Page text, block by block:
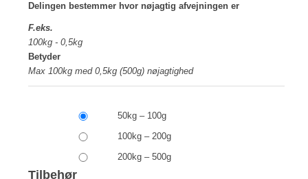
Delingen bestemmer hvor nøjagtig afvejningen er
F.eks.
100kg - 0,5kg
Betyder
Max 100kg med 0,5kg (500g) nøjagtighed
50kg – 100g
100kg – 200g
200kg – 500g
Tilbehør